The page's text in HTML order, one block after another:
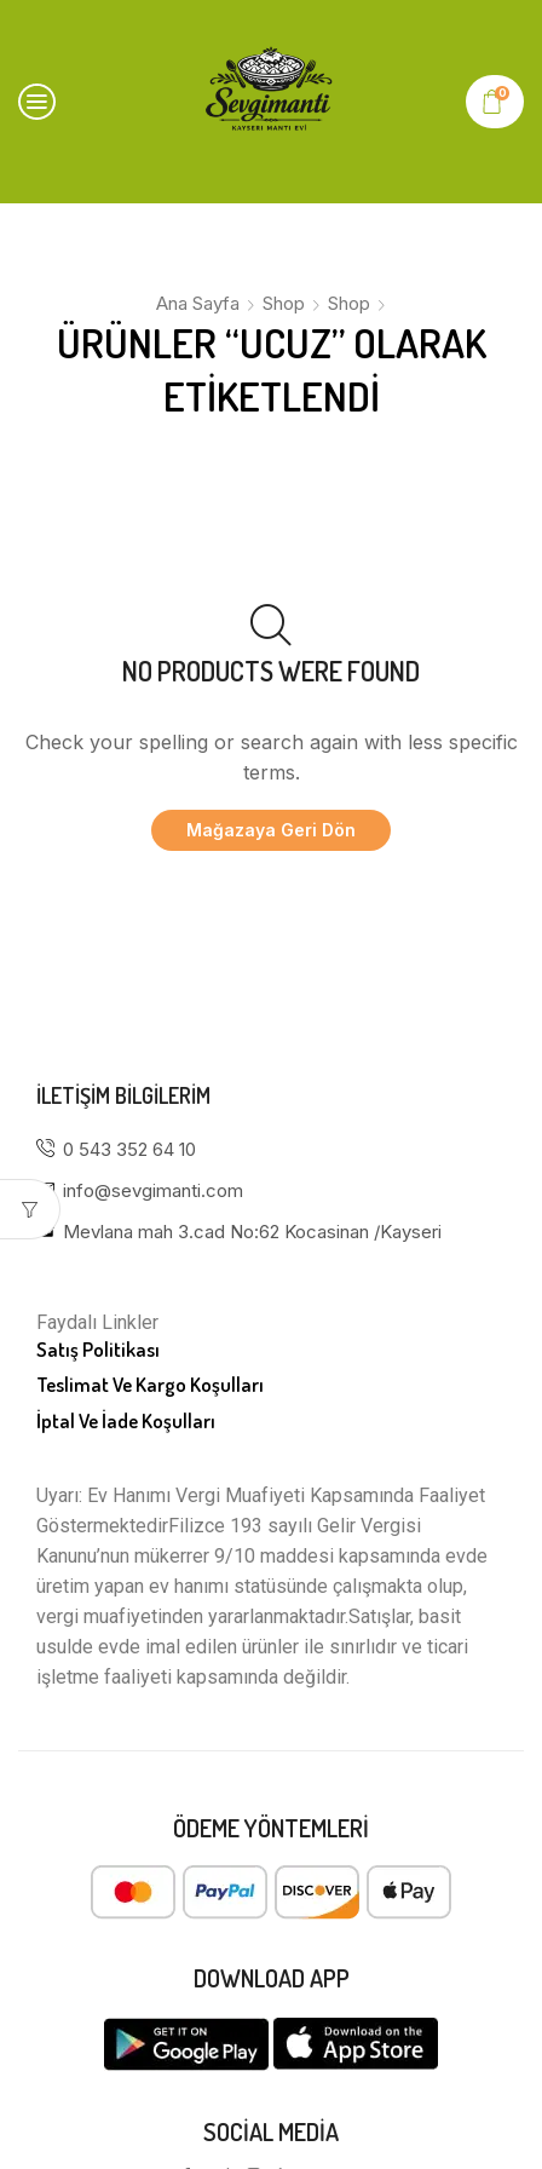
0
Ana Sayfa Shop Shop
ÜRÜNLER “UCUZ” OLARAK
ETIKETLENDI
NO PRODUCTS WERE FOUND
Check your spelling or search again with less specific
terms.
Mağazaya Geri Dön
ILETIŞIM BILGILERIM
0 543 352 64 10
info@sevgimanti.com
Mevlana mah 3.cad No:62 Kocasinan /Kayseri
Faydalı Linkler
Satış Politikası
Teslimat Ve Kargo Koşulları
İptal Ve İade Koşulları
Uyarı: Ev Hanımı Vergi Muafiyeti Kapsamında Faaliyet
GöstermektedirFilizce 193 sayılı Gelir Vergisi
Kanunu’nun mükerrer 9/10 maddesi kapsamında evde
üretim yapan ev hanımı statüsünde çalışmakta olup,
vergi muafiyetinden yararlanmaktadır.Satışlar, basit
usulde evde imal edilen ürünler ile sınırlıdır ve ticari
işletme faaliyeti kapsamında değildir.
ÖDEME YÖNTEMLERI
DOWNLOAD APP
SOCIAL MEDIA